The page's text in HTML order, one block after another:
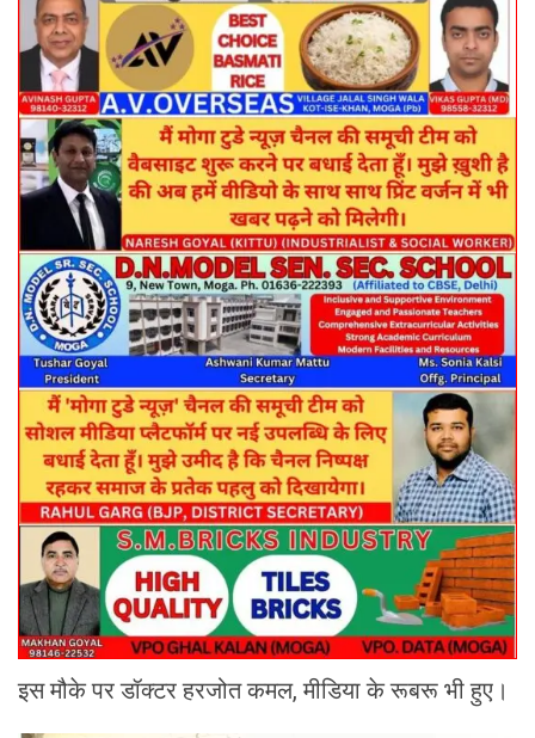
इस मौके पर डॉक्टर हरजोत कमल, मीडिया के रूबरू भी हुए।